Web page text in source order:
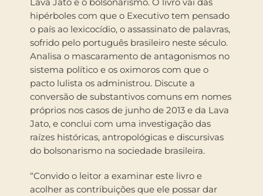
hipérboles com que o Executivo tem pensado
o país ao lexicocídio, o assassinato de palavras,
sofrido pelo português brasileiro neste século.
Analisa o mascaramento de antagonismos no
sistema político e os oximoros com que o
pacto lulista os administrou. Discute a
conversão de substantivos comuns em nomes
próprios nos casos de junho de 2013 e da Lava
Jato, e conclui com uma investigação das
raízes históricas, antropológicas e discursivas
do bolsonarismo na sociedade brasileira.
“Convido o leitor a examinar este livro e
acolher as contribuições que ele possar dar